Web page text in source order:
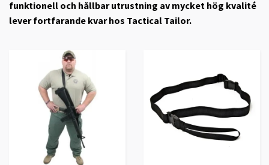
funktionell och hållbar utrustning av mycket hög kvalité
lever fortfarande kvar hos Tactical Tailor.